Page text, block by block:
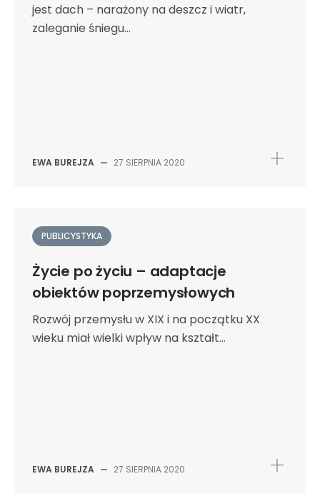
jest dach – narażony na deszcz i wiatr,
zaleganie śniegu...
EWA BUREJZA — 27 SIERPNIA 2020
PUBLICYSTYKA
Życie po życiu – adaptacje
obiektów poprzemysłowych
Rozwój przemysłu w XIX i na początku XX
wieku miał wielki wpływ na kształt...
EWA BUREJZA — 27 SIERPNIA 2020